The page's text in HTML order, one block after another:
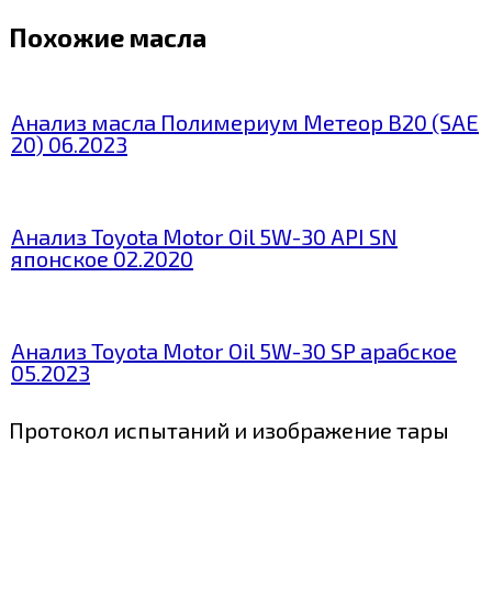
Похожие масла
Анализ масла Полимериум Метеор В20 (SAE
20) 06.2023
Анализ Toyota Motor Oil 5W-30 API SN
японское 02.2020
Анализ Toyota Motor Oil 5W-30 SP арабское
05.2023
Протокол испытаний и изображение тары